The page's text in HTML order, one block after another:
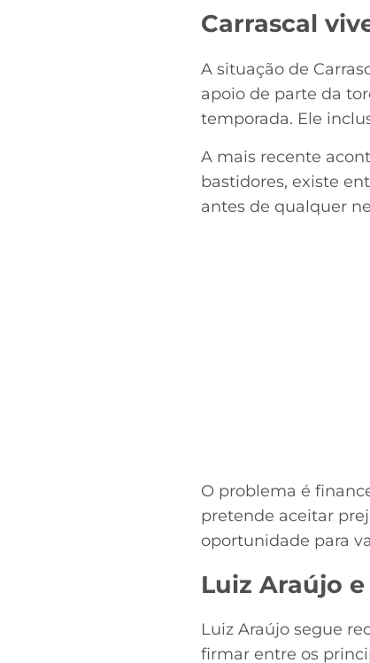
Carrascal
A situação de
apoio de parte da
temporada. Ele
A mais recente
bastidores, existe
antes de qualquer
O problema é
pretende aceitar
oportunidade para
Luiz Araújo
Luiz Araújo segue
firmar entre os